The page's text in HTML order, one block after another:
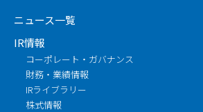
ニュース一覧
IR情報
コーポレート・ガバナンス
財務・業績情報
IRライブラリー
株式情報